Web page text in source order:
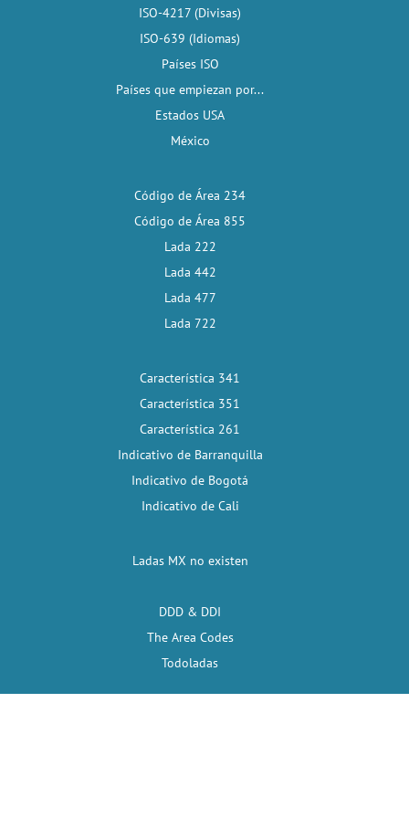
ISO-4217 (Divisas)
ISO-639 (Idiomas)
Países ISO
Países que empiezan por...
Estados USA
México
Código de Área 234
Código de Área 855
Lada 222
Lada 442
Lada 477
Lada 722
Característica 341
Característica 351
Característica 261
Indicativo de Barranquilla
Indicativo de Bogotá
Indicativo de Cali
Ladas MX no existen
DDD & DDI
The Area Codes
Todoladas